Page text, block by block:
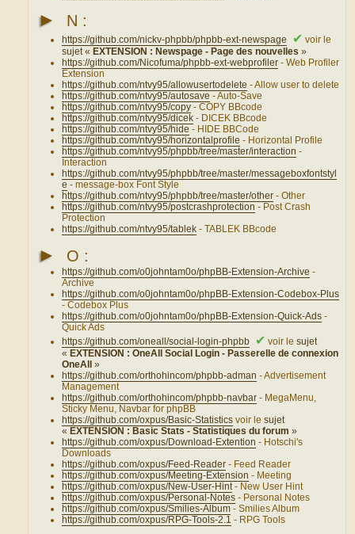
► N :
https://github.com/nickv-phpbb/phpbb-ext-newspage ✔ voir le
sujet « EXTENSION : Newspage - Page des nouvelles»
https://github.com/Nicofuma/phpbb-ext-webprofiler - Web Profiler
Extension
https://github.com/ntvy95/allowusertodelete - Allow user to delete
https://github.com/ntvy95/autosave - Auto-Save
https://github.com/ntvy95/copy - COPY BBcode
https://github.com/ntvy95/dicek - DICEK BBcode
https://github.com/ntvy95/hide - HIDE BBCode
https://github.com/ntvy95/horizontalprofile - Horizontal Profile
https://github.com/ntvy95/phpbb/tree/master/interaction -
Interaction
https://github.com/ntvy95/phpbb/tree/master/messageboxfontstyl
e - message-box Font Style
https://github.com/ntvy95/phpbb/tree/master/other - Other
https://github.com/ntvy95/postcrashprotection - Post Crash
Protection
https://github.com/ntvy95/tablek - TABLEK BBcode
► O :
https://github.com/o0johntam0o/phpBB-Extension-Archive -
Archive
https://github.com/o0johntam0o/phpBB-Extension-Codebox-Plus
- Codebox Plus
https://github.com/o0johntam0o/phpBB-Extension-Quick-Ads -
Quick Ads
https://github.com/oneall/social-login-phpbb
✔ voir lesujet
« EXTENSION : OneAll Social Login - Passerelle de connexion
OneAll»
https://github.com/orthohincom/phpbb-adman - Advertisement
Management
https://github.com/orthohincom/phpbb-navbar - MegaMenu,
Sticky Menu, Navbar for phpBB
https://github.com/oxpus/Basic-Statistics voir lesujet
« EXTENSION : Basic Stats - Statistiques du forum»
https://github.com/oxpus/Download-Extention - Hotschi's
Downloads
https://github.com/oxpus/Feed-Reader - Feed Reader
https://github.com/oxpus/Meeting-Extension - Meeting
https://github.com/oxpus/New-User-Hint- New User Hint
https://github.com/oxpus/Personal-Notes - Personal Notes
https://github.com/oxpus/Smilies-Album - Smilies Album
https://github.com/oxpus/RPG-Tools-2.1 - RPG Tools